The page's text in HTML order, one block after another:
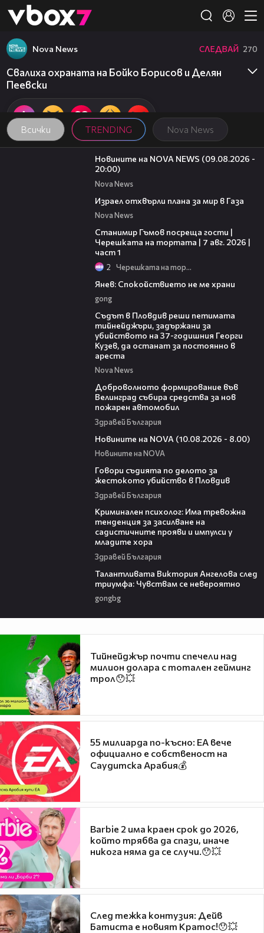
👾
Всички TRENDING Nova News
Nova News СЛЕДВАЙ 270
Свалиха охраната на Бойко Борисов и Делян
Пеевски
22:18
Новините на NOVA NEWS (09.08.2026 -
20:00)
Nova News
Израел отхвърли плана за мир в Газа
Nova News
Станимир Гъмов посреща гости |
Черешката на тортата | 7 авг. 2026 |
част 1
2 Черешката на тортата
Янев: Спокойствието не ме храни
gong
Съдът в Пловдив реши петимата
тийнейджъри, задържани за
убийството на 37-годишния Георги
Кузев, да останат за постоянно в
ареста
Nova News
Доброволното формирование във
Велинград събира средства за нов
пожарен автомобил
Здравей България
Новините на NOVA (10.08.2026 - 8.00)
Новините на NOVA
Говори съдията по делото за
жестокото убийство в Пловдив
Здравей България
Криминален психолог: Има тревожна
тенденция за засилване на
садистичните прояви и импулси у
младите хора
Здравей България
Талантливата Виктория Ангелова след
триумфа: Чувствам се невероятно
gongbg
Тийнейджър почти спечели над
милион долара с тотален гейминг
трол😯💥
55 милиарда по-късно: EA вече
официално е собственост на
Саудитска Арабия💰
Barbie 2 има краен срок до 2026,
който трябва да спази, иначе
никога няма да се случи.😯💥
След тежка контузия: Дейв
Батиста е новият Кратос!😯💥